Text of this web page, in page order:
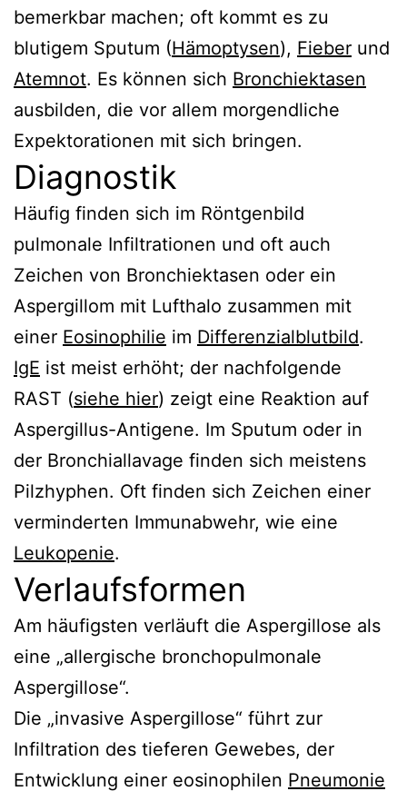
bemerkbar machen; oft kommt es zu
blutigem Sputum (Hämoptysen), Fieber und
Atemnot. Es können sich Bronchiektasen
ausbilden, die vor allem morgendliche
Expektorationen mit sich bringen.
Diagnostik
Häufig finden sich im Röntgenbild
pulmonale Infiltrationen und oft auch
Zeichen von Bronchiektasen oder ein
Aspergillom mit Lufthalo zusammen mit
einer Eosinophilie im Differenzialblutbild.
IgE ist meist erhöht; der nachfolgende
RAST (siehe hier) zeigt eine Reaktion auf
Aspergillus-Antigene. Im Sputum oder in
der Bronchiallavage finden sich meistens
Pilzhyphen. Oft finden sich Zeichen einer
verminderten Immunabwehr, wie eine
Leukopenie.
Verlaufsformen
Am häufigsten verläuft die Aspergillose als
eine „allergische bronchopulmonale
Aspergillose“.
Die „invasive Aspergillose“ führt zur
Infiltration des tieferen Gewebes, der
Entwicklung einer eosinophilen Pneumonie